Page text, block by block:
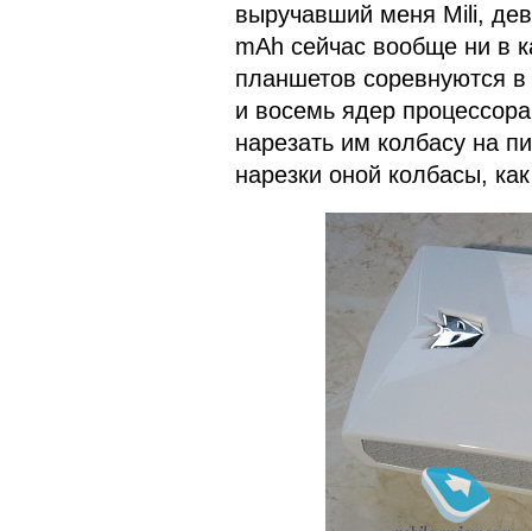
выручавший меня Mili,
mAh сейчас вообще ни в
планшетов соревнуются
и восемь ядер
нарезать им колбасу на
нарезки оной колбасы,